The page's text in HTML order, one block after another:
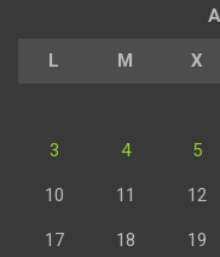
L M X
3 4 5
10 11 12
17 18 19